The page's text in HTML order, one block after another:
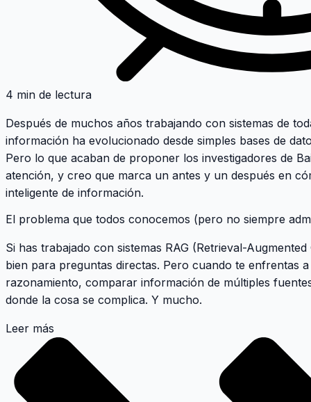
4 min de lectura
Después de muchos años trabajando con sistemas de
información ha evolucionado desde simples bases de
Pero lo que acaban de proponer los investigadores de
atención, y creo que marca un antes y un después en
inteligente de información.
El problema que todos conocemos (pero no siempre
Si has trabajado con sistemas RAG (Retrieval-
bien para preguntas directas. Pero cuando te enfrentas
razonamiento, comparar información de múltiples
donde la cosa se complica. Y mucho.
Leer más